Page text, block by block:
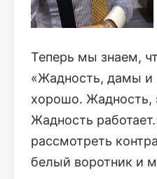
Теперь мы знаем,
«Жадность, дамы и
хорошо. Жадность,
Жадность
рассмотреть
белый воротник и